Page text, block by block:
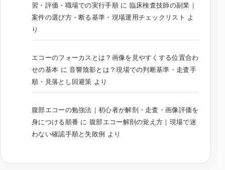
習・評価・職場での実行手順に 臨床検査技師の副業｜
案件の選び方・断る基準・現場運用チェックリスト よ
り
エコーのフォーカスとは？画像を見やすくする位置合わ
せの基本 に音響陰影とは？現場での判断基準・走査手
順・見落とし回避策 より
腹部エコーの勉強法｜初心者が解剖・走査・画像評価を
身につける順番 に 腹部エコー解剖の覚え方｜現場で迷
わない確認手順と失敗例 より